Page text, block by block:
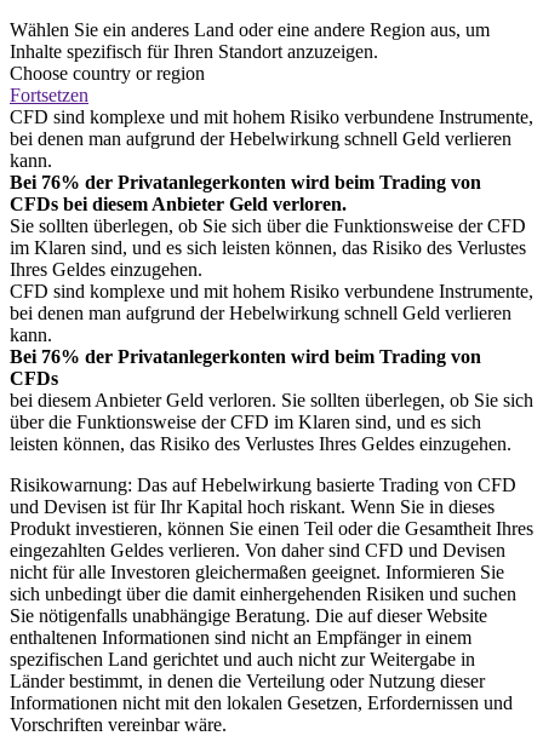
Wählen Sie ein anderes Land oder eine andere Region aus, um
Inhalte spezifisch für Ihren Standort anzuzeigen.
Choose country or region
Fortsetzen
CFD sind komplexe und mit hohem Risiko verbundene Instrumente,
bei denen man aufgrund der Hebelwirkung schnell Geld verlieren
kann.
Bei 76% der Privatanlegerkonten wird beim Trading von
CFDs bei diesem Anbieter Geld verloren.
Sie sollten überlegen, ob Sie sich über die Funktionsweise der CFD
im Klaren sind, und es sich leisten können, das Risiko des Verlustes
Ihres Geldes einzugehen.
CFD sind komplexe und mit hohem Risiko verbundene Instrumente,
bei denen man aufgrund der Hebelwirkung schnell Geld verlieren
kann.
Bei 76% der Privatanlegerkonten wird beim Trading von
CFDs
bei diesem Anbieter Geld verloren. Sie sollten überlegen, ob Sie sich
über die Funktionsweise der CFD im Klaren sind, und es sich
leisten können, das Risiko des Verlustes Ihres Geldes einzugehen.
Risikowarnung: Das auf Hebelwirkung basierte Trading von CFD
und Devisen ist für Ihr Kapital hoch riskant. Wenn Sie in dieses
Produkt investieren, können Sie einen Teil oder die Gesamtheit Ihres
eingezahlten Geldes verlieren. Von daher sind CFD und Devisen
nicht für alle Investoren gleichermaßen geeignet. Informieren Sie
sich unbedingt über die damit einhergehenden Risiken und suchen
Sie nötigenfalls unabhängige Beratung. Die auf dieser Website
enthaltenen Informationen sind nicht an Empfänger in einem
spezifischen Land gerichtet und auch nicht zur Weitergabe in
Länder bestimmt, in denen die Verteilung oder Nutzung dieser
Informationen nicht mit den lokalen Gesetzen, Erfordernissen und
Vorschriften vereinbar wäre.